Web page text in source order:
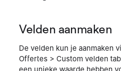
Velden aanmaken
De velden kun je aanmaken
Offertes > Custom velden